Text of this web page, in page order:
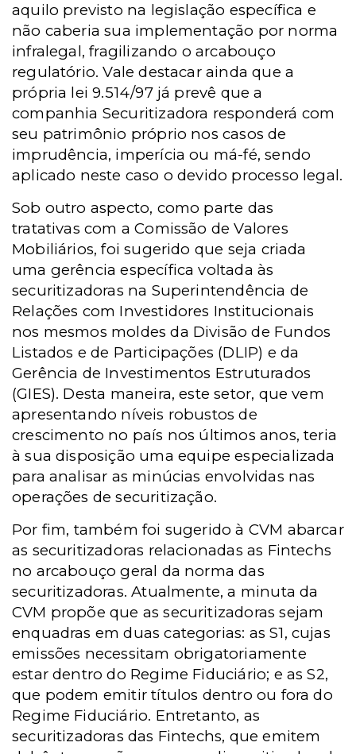
aquilo previsto na legislação específica e
não caberia sua implementação por norma
infralegal, fragilizando o arcabouço
regulatório. Vale destacar ainda que a
própria lei 9.514/97 já prevê que a
companhia Securitizadora responderá com
seu patrimônio próprio nos casos de
imprudência, imperícia ou má-fé, sendo
aplicado neste caso o devido processo legal.
Sob outro aspecto, como parte das
tratativas com a Comissão de Valores
Mobiliários, foi sugerido que seja criada
uma gerência específica voltada às
securitizadoras na Superintendência de
Relações com Investidores Institucionais
nos mesmos moldes da Divisão de Fundos
Listados e de Participações (DLIP) e da
Gerência de Investimentos Estruturados
(GIES). Desta maneira, este setor, que vem
apresentando níveis robustos de
crescimento no país nos últimos anos, teria
à sua disposição uma equipe especializada
para analisar as minúcias envolvidas nas
operações de securitização.
Por fim, também foi sugerido à CVM abarcar
as securitizadoras relacionadas as Fintechs
no arcabouço geral da norma das
securitizadoras. Atualmente, a minuta da
CVM propõe que as securitizadoras sejam
enquadras em duas categorias: as S1, cujas
emissões necessitam obrigatoriamente
estar dentro do Regime Fiduciário; e as S2,
que podem emitir títulos dentro ou fora do
Regime Fiduciário. Entretanto, as
securitizadoras das Fintechs, que emitem